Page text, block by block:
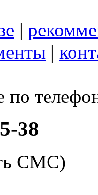
|
|
по
38
СМС)